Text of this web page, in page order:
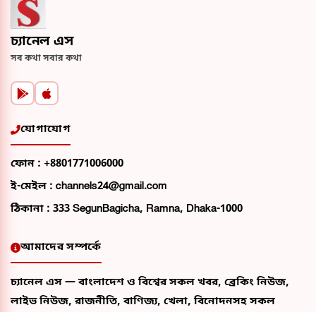
চ্যানেল এস
সব কথা সবার কথা
যোগাযোগ
ফোন : +8801771006000
ই-মেইল : channels24@gmail.com
ঠিকানা : 333 SegunBagicha, Ramna, Dhaka-1000
আমাদের সম্পর্কে
চ্যানেল এস — বাংলাদেশ ও বিশ্বের সকল খবর, ব্রেকিং নিউজ,
লাইভ নিউজ, রাজনীতি, বাণিজ্য, খেলা, বিনোদনসহ সকল